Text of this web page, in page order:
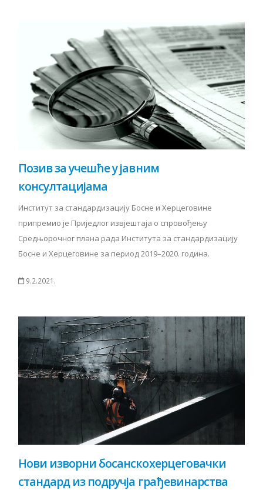
Позив за учешће у јавним
консултацијама
Институт за стандардизацију Босне и Херцеговине
припремио је Приједлог извјештаја о спровођењу
Средњорочног плана рада Института за стандардизацију
Босне и Херцеговине за период 2019–2020. година.
9.2.2021.
Нови изворни босанскохерцеговачки
стандард из подручја грађевинарства